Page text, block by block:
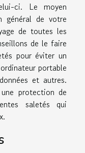
ci. Le moyen
général de votre
de toutes les
de le faire
pour éviter un
portable
et autres.
protection de
saletés qui